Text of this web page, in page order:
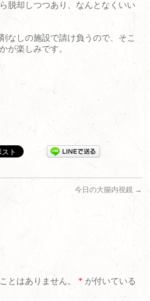
脱却しつつあり、なんとなくいい
なしの施設で請け負うので、そこ
が楽しみです。
今日の大腸内視鏡 →
とはありません。 * が付いている